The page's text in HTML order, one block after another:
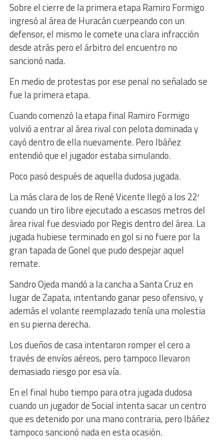
Sobre el cierre de la primera etapa Ramiro Formigo
ingresó al área de Huracán cuerpeando con un
defensor, el mismo le comete una clara infracción
desde atrás pero el árbitro del encuentro no
sancionó nada.
En medio de protestas por ese penal no señalado se
fue la primera etapa.
Cuando comenzó la etapa final Ramiro Formigo
volvió a entrar al área rival con pelota dominada y
cayó dentro de ella nuevamente. Pero Ibáñez
entendió que el jugador estaba simulando.
Poco pasó después de aquella dudosa jugada.
La más clara de los de René Vicente llegó a los 22′
cuando un tiro libre ejecutado a escasos metros del
área rival fue desviado por Regis dentro del área. La
jugada hubiese terminado en gol si no fuere por la
gran tapada de Gonel que pudo despejar aquel
remate.
Sandro Ojeda mandó a la cancha a Santa Cruz en
lugar de Zapata, intentando ganar peso ofensivo, y
además el volante reemplazado tenía una molestia
en su pierna derecha.
Los dueños de casa intentaron romper el cero a
través de envíos aéreos, pero tampoco llevaron
demasiado riesgo por esa vía.
En el final hubo tiempo para otra jugada dudosa
cuando un jugador de Social intenta sacar un centro
que es detenido por una mano contraria, pero Ibáñez
tampoco sancionó nada en esta ocasión.